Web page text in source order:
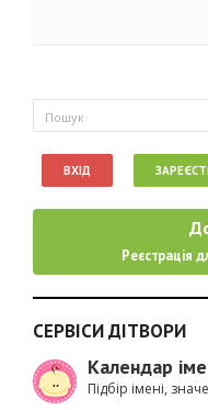
Пошукова
Пошук
ВХІД
Реєстрація
СЕРВІСИ ДІТВОРИ
Календар
Підбір імені,